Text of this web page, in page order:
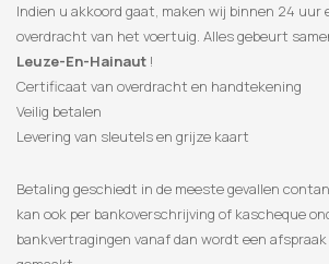
Indien u akkoord gaat, maken wij binnen 24 uur
overdracht van het voertuig. Alles gebeurt
Leuze-En-Hainaut !
Certificaat van overdracht en handtekening
Veilig betalen
Levering van sleutels en grijze kaart
Betaling geschiedt in de meeste gevallen
kan ook per bankoverschrijving of kascheque
bankvertragingen vanaf dan wordt een